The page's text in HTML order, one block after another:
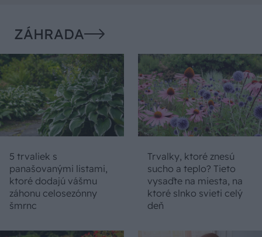
ZÁHRADA
5 trvaliek s
panašovanými listami,
ktoré dodajú vášmu
záhonu celosezónny
šmrnc
Trvalky, ktoré znesú
sucho a teplo? Tieto
vysaďte na miesta, na
ktoré slnko svieti celý
deň